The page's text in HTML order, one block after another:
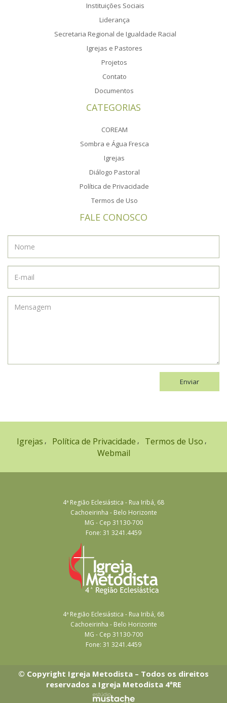
Instituições Sociais
Liderança
Secretaria Regional de Igualdade Racial
Igrejas e Pastores
Projetos
Contato
Documentos
CATEGORIAS
COREAM
Sombra e Água Fresca
Igrejas
Diálogo Pastoral
Política de Privacidade
Termos de Uso
FALE CONOSCO
Enviar
Igrejas Política de Privacidade
Termos de Uso
Webmail
4ª Região Eclesiástica - Rua Iribá, 68
Cachoeirinha - Belo Horizonte
MG - Cep 31130-700
Fone: 31 3241.4459
4ª Região Eclesiástica - Rua Iribá, 68
Cachoeirinha - Belo Horizonte
MG - Cep 31130-700
Fone: 31 3241.4459
© Copyright Igreja Metodista – Todos os direitos
reservados a Igreja Metodista 4ªRE